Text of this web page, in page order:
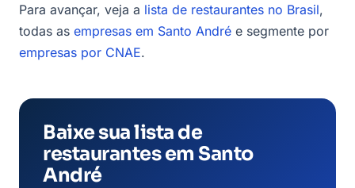
Para avançar, veja a lista de restaurantes no Brasil,
todas as empresas em Santo André e segmente por
empresas por CNAE.
Baixe sua lista de
restaurantes em Santo
André